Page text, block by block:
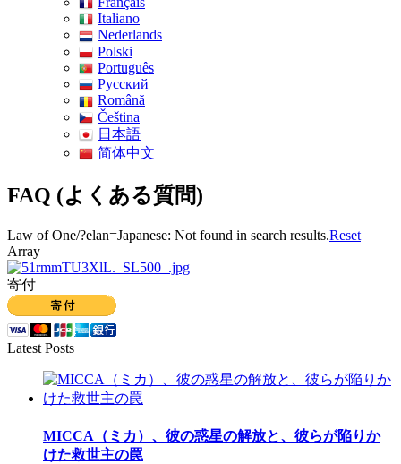
Italiano
Nederlands
Polski
Português
Pусский
Română
Čeština
日本語
简体中文
FAQ (よくある質問)
Law of One/?elan=Japanese: Not found in search results.Reset
Array
寄付
Latest Posts
MICCA（ミカ）、彼の惑星の解放と、彼らが陥りか
けた救世主の罠